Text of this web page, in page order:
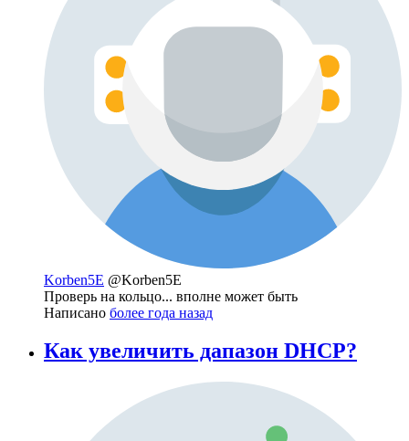
Korben5E @Korben5E
Проверь на кольцо... вполне может быть
Написано более года назад
Как увеличить дапазон DHCP?